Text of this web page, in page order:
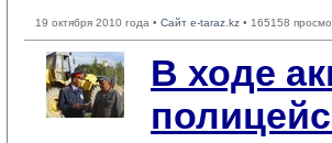
19 октября 2010 года • Сайт e-taraz.kz • 165158
В ходе